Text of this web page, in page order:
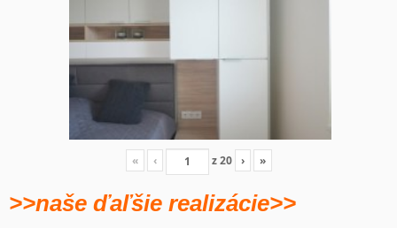
« ‹ z20 › »
>>naše ďaľšie realizácie>>